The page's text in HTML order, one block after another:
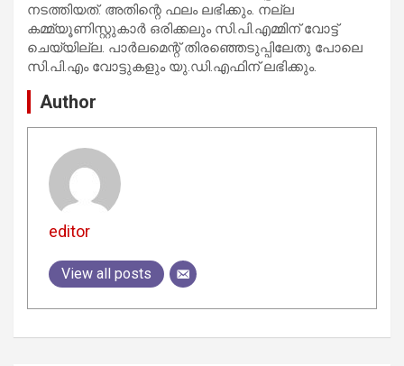
നടത്തിയത്. അതിന്റെ ഫലം ലഭിക്കും. നല്ല
കമ്മ്യൂണിസ്റ്റുകാര്‍ ഒരിക്കലും സി.പി.എമ്മിന് വോട്ട്
ചെയ്യില്ല. പാര്‍ലമെന്റ് തിരഞ്ഞെടുപ്പിലേതു പോലെ
സി.പി.എം വോട്ടുകളും യു.ഡി.എഫിന് ലഭിക്കും.
Author
editor
View all posts